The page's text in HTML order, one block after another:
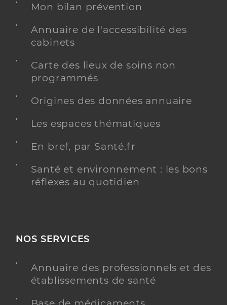
Mon bilan prévention
Annuaire de l'accessibilité des
cabinets
Carte des lieux de soins non
programmés
Origines des données annuaire
Les espaces thématiques
En bref, par Santé.fr
Santé et environnement : les bons
réflexes au quotidien
NOS SERVICES
Annuaire des professionnels et des
établissements de santé